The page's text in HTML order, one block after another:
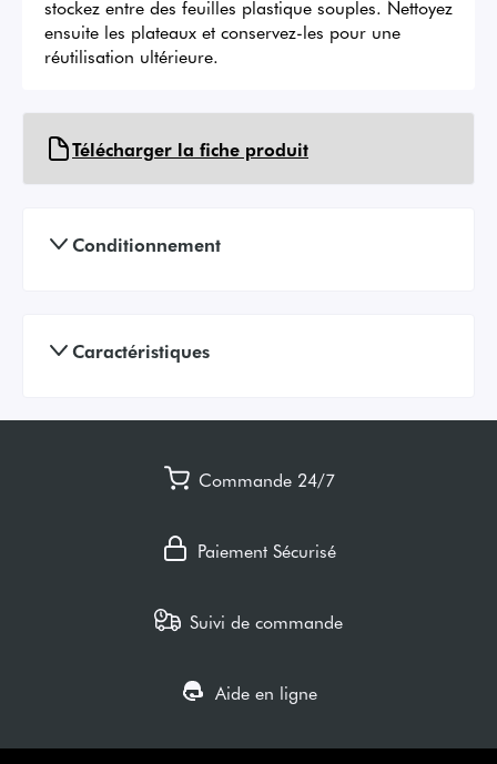
stockez entre des feuilles plastique souples. Nettoyez
ensuite les plateaux et conservez-les pour une
réutilisation ultérieure.
Télécharger la fiche produit
Conditionnement
Caractéristiques
Commande 24/7
Paiement Sécurisé
Suivi de commande
Aide en ligne